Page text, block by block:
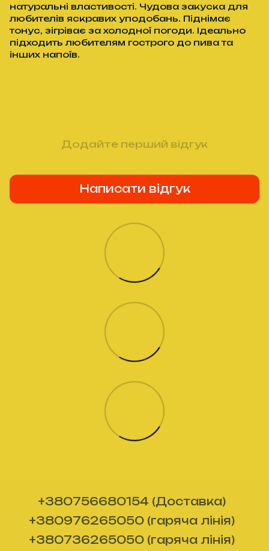
натуральні властивості. Чудова закуска для
любителів яскравих уподобань. Піднімає
тонус, зігріває за холодної погоди. Ідеально
підходить любителям гострого до пива та
інших напоїв.
Додайте перший відгук
Написати відгук
+380756680154 (Доставка)
+380976265050 (гаряча лінія)
+380736265050 (гаряча лінія)